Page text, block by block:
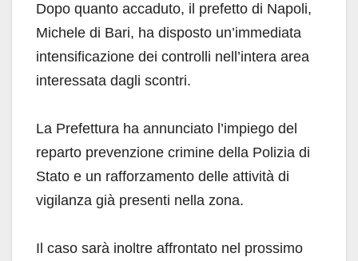
Dopo quanto accaduto, il prefetto di Napoli,
Michele di Bari, ha disposto un’immediata
intensificazione dei controlli nell’intera area
interessata dagli scontri.
La Prefettura ha annunciato l’impiego del
reparto prevenzione crimine della Polizia di
Stato e un rafforzamento delle attività di
vigilanza già presenti nella zona.
Il caso sarà inoltre affrontato nel prossimo